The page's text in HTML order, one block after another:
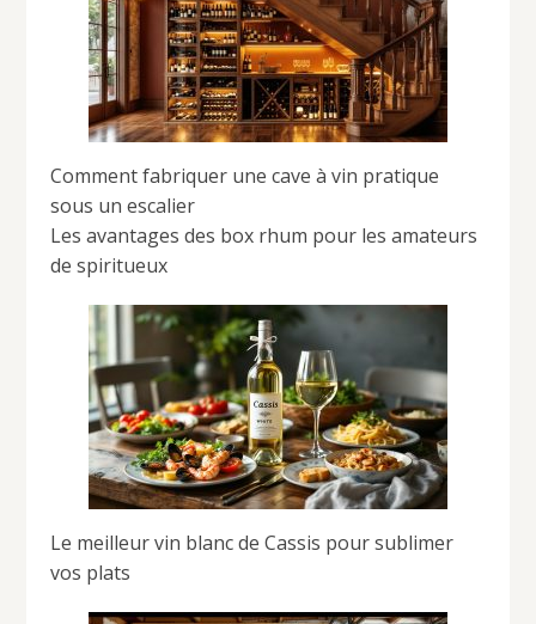
Comment fabriquer une cave à vin pratique
sous un escalier
Les avantages des box rhum pour les amateurs
de spiritueux
Le meilleur vin blanc de Cassis pour sublimer
vos plats